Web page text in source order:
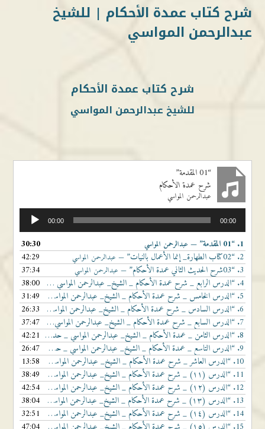
شرح كتاب عمدة الأحكام | للشيخ
عبدالرحمن المواسي
شرح كتاب عمدة الأحكام
للشيخ عبدالرحمن المواسي
“01 المقدمة”
شرح عمدة الأحكام
عبدالرحمن المواسي
الصوت
00:00 00:00
1. “01 المقدمة” — عبدالرحمن المواسي
30:30
2. “02كتاب الطهارة_ إنما الأعمال بالنيات” — عبدالرحمن المواسي
42:29
3. “03شرح الحديث الثاني عمدة الأحكام” — عبدالرحمن المواسي
37:34
4. “الدرس الرابع _ شرح عمدة الأحكام _ الشيخ_ عبدالرحمن المواسي _ شرح الحديث الثالث”
38:00
5. “الدرس الخامس _ شرح عمدة الأحكام _ الشيخ_ عبدالرحمن المواسي _ شرح الحديث الرابع _”
31:49
6. “الدرس السادس _ شرح عمدة الأحكام _ الشيخ_ عبدالرحمن المواسي _ شرح الحديث الخامس”
26:33
7. “الدرس السابع _ شرح عمدة الأحكام _ الشيخ_ عبدالرحمن المواسي _ شرح الحديث السادس _”
37:47
8. “الدرس الثامن _ عمدة الأحكام _ الشيخ_ عبدالرحمن المواسي _ حديث عثمان في صفة الوضوء”
42:21
9. “الدرس التاسع _ عمدة الأحكام _ الشيخ_ عبدالرحمن المواسي _ حديث عثمان في صفة الوضو”
26:47
10. “الدرس العاشر _ شرح عمدة الأحكام _ الشيخ_ عبدالرحمن المواسي _ شرح الحديث العاشر _”
13:58
11. “الدرس (١١) _ شرح عمدة الأحكام _ الشيخ_ عبدالرحمن المواسي _ شرح الحديث (١١) _ ١٤٤”
38:49
12. “الدرس (١٢) _ شرح عمدة الأحكام _ الشيخ_ عبدالرحمن المواسي _ شرح الحديث (١٢) _ ١٤٤”
42:54
13. “الدرس (١٣) _ شرح عمدة الأحكام _ الشيخ_ عبدالرحمن المواسي _ شرح الحديث (١٤ - ١٥)”
38:04
14. “الدرس (١٤) _ شرح عمدة الأحكام _ الشيخ_ عبدالرحمن المواسي _ شرح الحديث (١٦) _ ١٤٤”
32:51